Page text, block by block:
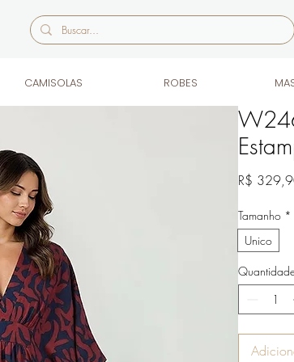
CAMISOLAS ROBES
R$
Tamanho *
Unico